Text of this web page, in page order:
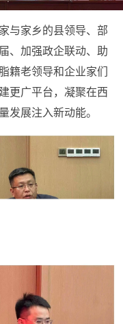
与家乡的县领导、部
、加强政企联动、助
籍老领导和企业家们
更广平台，凝聚在西
发展注入新动能。